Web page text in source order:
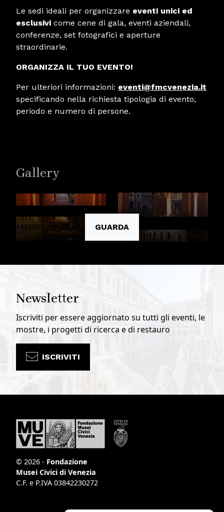
Le sedi ideali per organizzare eventi unici ed
esclusivi come cene di gala, eventi aziendali,
conferenze, set fotografici e aperture
straordinarie.
ORGANIZZA IL TUO EVENTO!
Per ulteriori informazioni: eventi@fmcvenezia.it
specificando nella richiesta tipologia di evento,
periodo e numero di persone.
Gallery
GUARDA
Newsletter
Iscriviti per essere aggiornato su tutti gli eventi, le
mostre, i progetti di ricerca e di restauro
ISCRIVITI
© 2026 - Fondazione
Musei Civici di Venezia
C.F. e P.IVA 03842230272